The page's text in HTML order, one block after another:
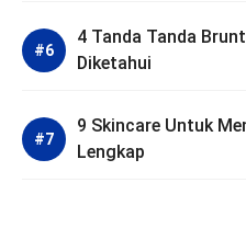
4 Tanda Tanda
Diketahui
9 Skincare Untuk
Lengkap